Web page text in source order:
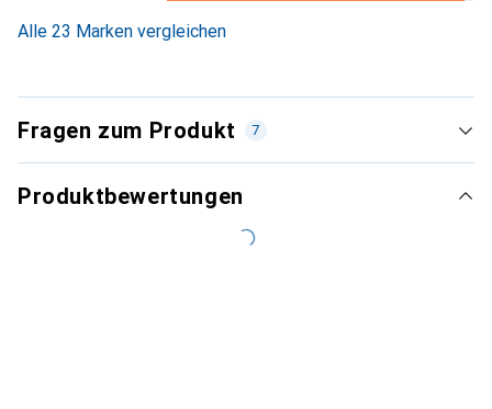
Alle 23 Marken vergleichen
Fragen zum Produkt 7
Produktbewertungen